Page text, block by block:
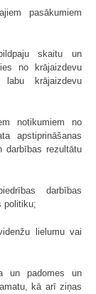
pasākumiem
skaitu un
no krājaizdevu
krājaizdevu
notikumiem no
apstiprināšanas
darbības rezultātu
darbības
politiku;
lielumu vai
un padomes un
kā arī ziņas